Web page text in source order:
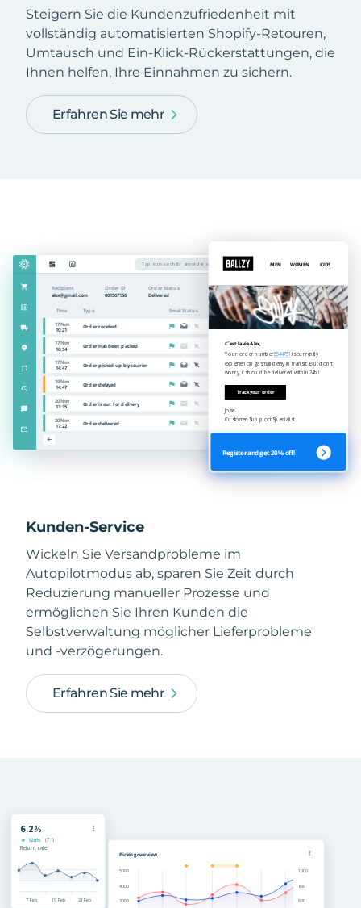
Steigern Sie die Kundenzufriedenheit mit
vollständig automatisierten Shopify-Retouren,
Umtausch und Ein-Klick-Rückerstattungen, die
Ihnen helfen, Ihre Einnahmen zu sichern.
Erfahren Sie mehr
Kunden-Service
Wickeln Sie Versandprobleme im
Autopilotmodus ab, sparen Sie Zeit durch
Reduzierung manueller Prozesse und
ermöglichen Sie Ihren Kunden die
Selbstverwaltung möglicher Lieferprobleme
und -verzögerungen.
Erfahren Sie mehr